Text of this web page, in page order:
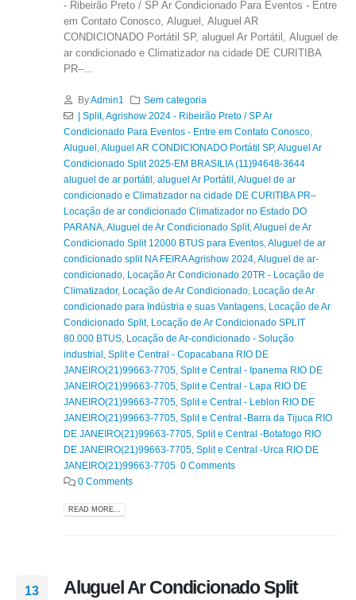
- Ribeirão Preto / SP Ar Condicionado Para Eventos - Entre
em Contato Conosco, Aluguel, Aluguel AR
CONDICIONADO Portátil SP, aluguel Ar Portátil, Aluguel de
ar condicionado e Climatizador na cidade DE CURITIBA
PR–...
ByAdmin1
Sem categoria
| Split, Agrishow 2024 - Ribeirão Preto / SP Ar
Condicionado Para Eventos - Entre em Contato Conosco
Aluguel Aluguel AR CONDICIONADO Portátil SP, Aluguel Ar
Condicionado Split 2025-EM BRASILIA (11)94648-3644
aluguel de ar portátil aluguel Ar Portátil Aluguel de ar
condicionado e Climatizador na cidade DE CURITIBA PR–
Locação de ar condicionado Climatizador no Estado DO
PARANA Aluguel de Ar Condicionado Split, Aluguel de Ar
Condicionado Split 12000 BTUS para Eventos Aluguel de ar
condicionado split NA FEIRA Agrishow 2024 Aluguel de ar-
condicionado Locação Ar Condicionado 20TR - Locação de
Climatizador, Locação de Ar Condicionado Locação de Ar
condicionado para Indústria e suas Vantagens Locação de Ar
Condicionado Split, Locação de Ar Condicionado SPLIT
80.000 BTUS Locação de Ar-condicionado - Solução
industrial Split e Central - Copacabana RIO DE
JANEIRO(21)99663-7705 Split e Central - Ipanema RIO DE
JANEIRO(21)99663-7705 Split e Central - Lapa RIO DE
JANEIRO(21)99663-7705 Split e Central - Leblon RIO DE
JANEIRO(21)99663-7705 Split e Central -Barra da Tijuca RIO
DE JANEIRO(21)99663-7705 Split e Central -Botafogo RIO
DE JANEIRO(21)99663-7705 Split e Central -Urca RIO DE
JANEIRO(21)99663-7705 0 Comments
0 Comments
READ MORE...
13
Aluguel Ar Condicionado Split